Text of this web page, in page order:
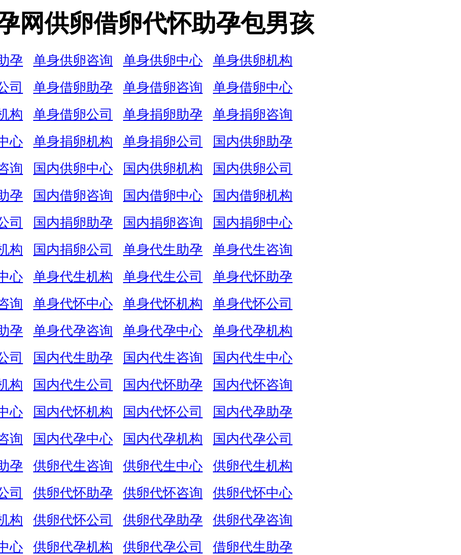
网供卵借卵代怀助孕包男孩
孕 单身供卵咨询 单身供卵中心
单身供卵机构
司
单身借卵助孕 单身借卵咨询
单身借卵中心
构
单身借卵公司 单身捐卵助孕
单身捐卵咨询
心
单身捐卵机构 单身捐卵公司
国内供卵助孕
询
国内供卵中心 国内供卵机构
国内供卵公司
孕
国内借卵咨询 国内借卵中心
国内借卵机构
司
国内捐卵助孕 国内捐卵咨询
国内捐卵中心
构
国内捐卵公司 单身代生助孕
单身代生咨询
心
单身代生机构 单身代生公司
单身代怀助孕
询
单身代怀中心 单身代怀机构
单身代怀公司
孕
单身代孕咨询 单身代孕中心
单身代孕机构
司
国内代生助孕 国内代生咨询
国内代生中心
构
国内代生公司 国内代怀助孕
国内代怀咨询
心
国内代怀机构 国内代怀公司
国内代孕助孕
询
国内代孕中心 国内代孕机构
国内代孕公司
孕
供卵代生咨询 供卵代生中心
供卵代生机构
司
供卵代怀助孕 供卵代怀咨询
供卵代怀中心
构
供卵代怀公司 供卵代孕助孕
供卵代孕咨询
心
供卵代孕机构 供卵代孕公司
借卵代生助孕